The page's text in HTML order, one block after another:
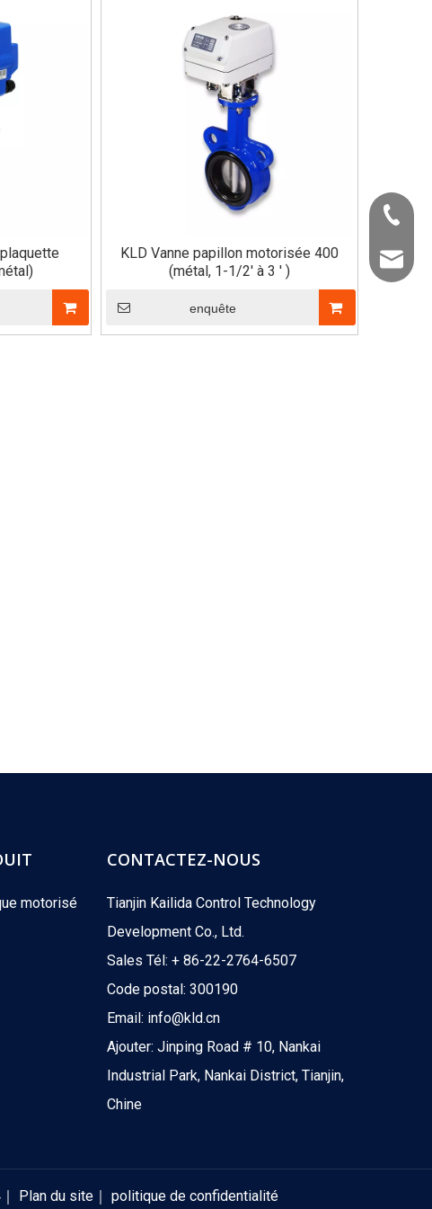
KLD Vanne papillon motorisée 400
(métal, 1-1/2' à 3 ' )
enquête
motorisé
CONTACTEZ-NOUS
Tianjin Kailida Control Technology
Development Co., Ltd.
Sales Tél: + 86-22-2764-6507
Code postal: 300190
Email: info@kld.cn
Ajouter: Jinping Road # 10, Nankai
Industrial Park, Nankai District, Tianjin,
Chine
+86-22-
｜ Plan du site｜ politique de confidentialité